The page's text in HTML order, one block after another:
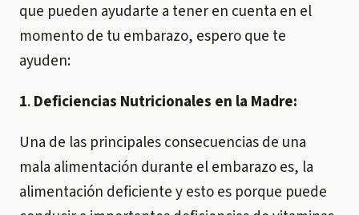
que pueden ayudarte a tener en cuenta en el
momento de tu embarazo, espero que te
ayuden:
1.Deficiencias Nutricionales en la Madre:
Una de las principales consecuencias de una
mala alimentación durante el embarazo es, la
alimentación deficiente y esto es porque puede